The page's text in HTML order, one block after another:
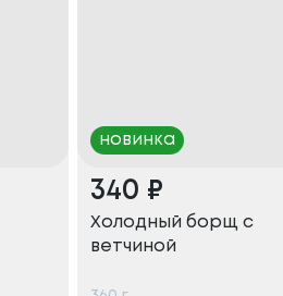
новинка
340 ₽
Холодный борщ с
ветчиной